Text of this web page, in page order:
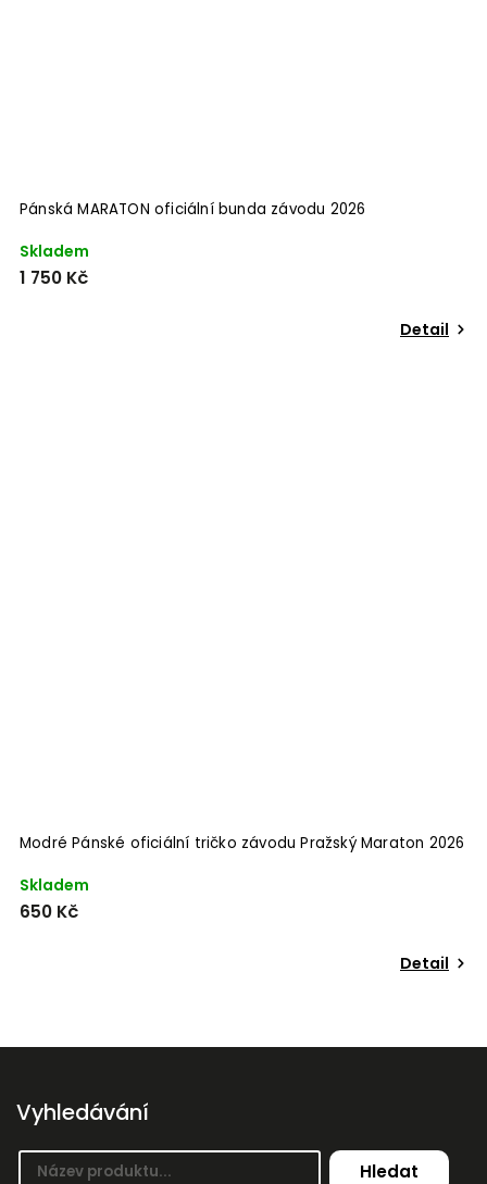
Pánská MARATON oficiální bunda závodu 2026
Skladem
1 750 Kč
Detail
Modré Pánské oficiální tričko závodu Pražský Maraton 2026
Skladem
650 Kč
Detail
Vyhledávání
Hledat